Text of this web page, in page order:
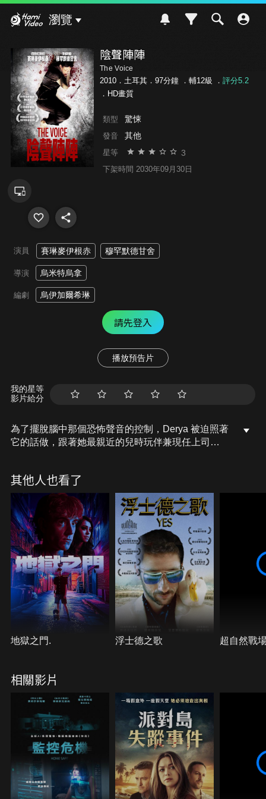
瀏覽
陰聲陣陣
The Voice
2010．土耳其．97分鐘 ． 輔12級 ． 評分5.2
．HD畫質
類型 驚悚
發音 其他
星等 3
下架時間 2030年09月30日
演員 賽琳麥伊根赤 穆罕默德甘舍
導演 烏米特烏拿
編劇 烏伊加爾希琳
請先登入
播放預告片
我的星等
影片給分
為了擺脫腦中那個恐怖聲音的控制，Derya 被迫照著
它的話做，跟著她最親近的兒時玩伴兼現任上司
謀漩渦。
其他人也看了
地獄之門. 浮士德之歌 超自然戰
相關影片